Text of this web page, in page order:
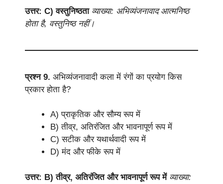
उत्तर: C) वस्तुनिष्ठता व्याख्या: अभिव्यंजनावाद आत्मनिष्ठ
होता है, वस्तुनिष्ठ नहीं।
प्रश्न 9. अभिव्यंजनावादी कला में रंगों का प्रयोग किस
प्रकार होता है?
A) प्राकृतिक और सौम्य रूप में
B) तीव्र, अतिरंजित और भावनापूर्ण रूप में
C) सटीक और यथार्थवादी रूप में
D) मंद और फीके रूप में
उत्तर: B) तीव्र, अतिरंजित और भावनापूर्ण रूप में व्याख्या: